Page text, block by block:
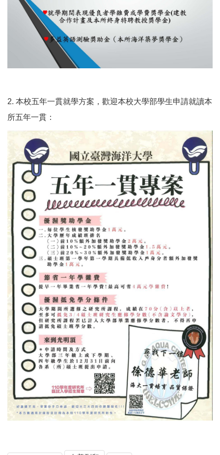
2. 本校五年一貫就學方案，歡迎本校大學部學生申請就讀本
所五年一貫：